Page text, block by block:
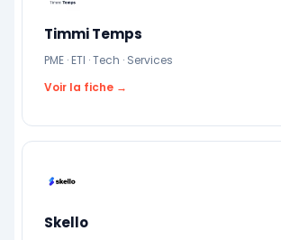
Timmi Temps
PME · ETI · Tech · Services
Voir la fiche →
Skello